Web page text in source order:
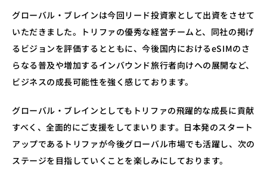
グローバル・ブレインは今回リード投資家として出資をさせて
いただきました。トリファの優秀な経営チームと、同社の掲げ
るビジョンを評価するとともに、今後国内におけるeSIMのさ
らなる普及や増加するインバウンド旅行者向けへの展開など、
ビジネスの成長可能性を強く感じております。
グローバル・ブレインとしてもトリファの飛躍的な成長に貢献
すべく、全面的にご支援をしてまいります。日本発のスタート
アップであるトリファが今後グローバル市場でも活躍し、次の
ステージを目指していくことを楽しみにしております。